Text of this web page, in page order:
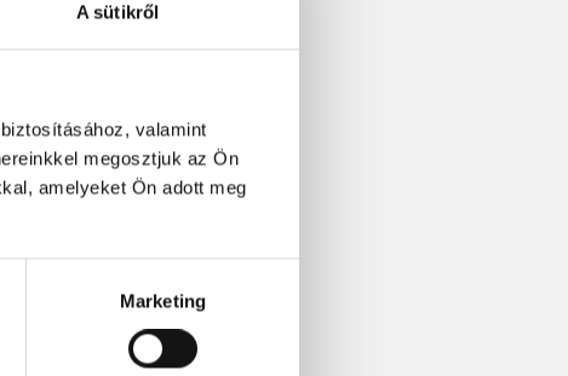
A sütikről
valamint
megosztjuk az Ön
amelyeket Ön adott meg
Marketing